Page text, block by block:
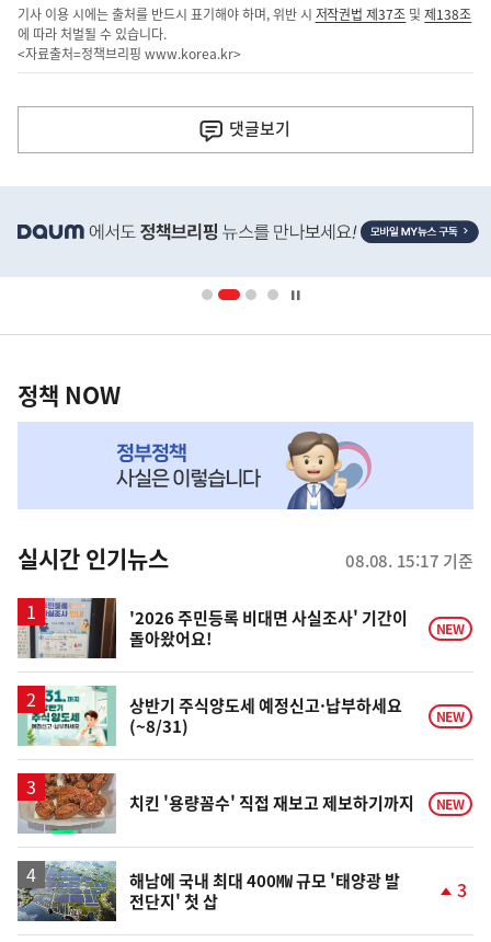
기사 이용 시에는 출처를 반드시 표기해야 하며, 위반 시 저작권법 제37조 및제138조
에 따라 처벌될 수 있습니다.
<자료출처=정책브리핑 www.korea.kr>
다
음
기
댓글보기
단
배
영
책
NOW,
뉴
스
정책 NOW
실시간 인기뉴스 08.08. 15:17 기준
'2026 주민등록 비대면 사실조사' 기간이
돌아왔어요!
NEW
상반기 주식양도세 예정신고·납부하세요
(~8/31)
NEW
치킨 '용량꼼수' 직접 재보고 제보하기까지 NEW
해남에 국내 최대 400㎿ 규모 '태양광 발
전단지' 첫 삽
계
3